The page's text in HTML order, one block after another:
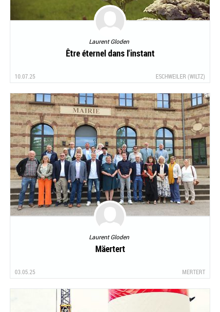
Laurent Gloden
Être éternel dans l'instant
10.07.25 ESCHWEILER (WILTZ)
Laurent Gloden
Mäertert
03.05.25 MERTERT